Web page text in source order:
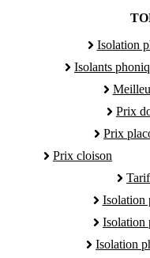
Isolation
Isolants
Prix
Prix
Prix cloison
Isolation
Isolation
Isolation